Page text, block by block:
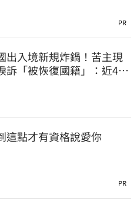
PR
出入境新規炸鍋！苦主現
訴「被恢復國籍」：近4億
這點才有資格說愛你
PR